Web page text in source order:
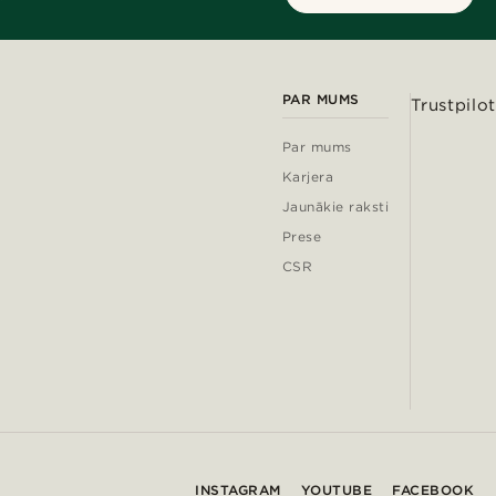
PAR MUMS
Par mums
Karjera
Jaunākie raksti
Prese
CSR
Trustpilot
INSTAGRAM YOUTUBE FACEBOOK